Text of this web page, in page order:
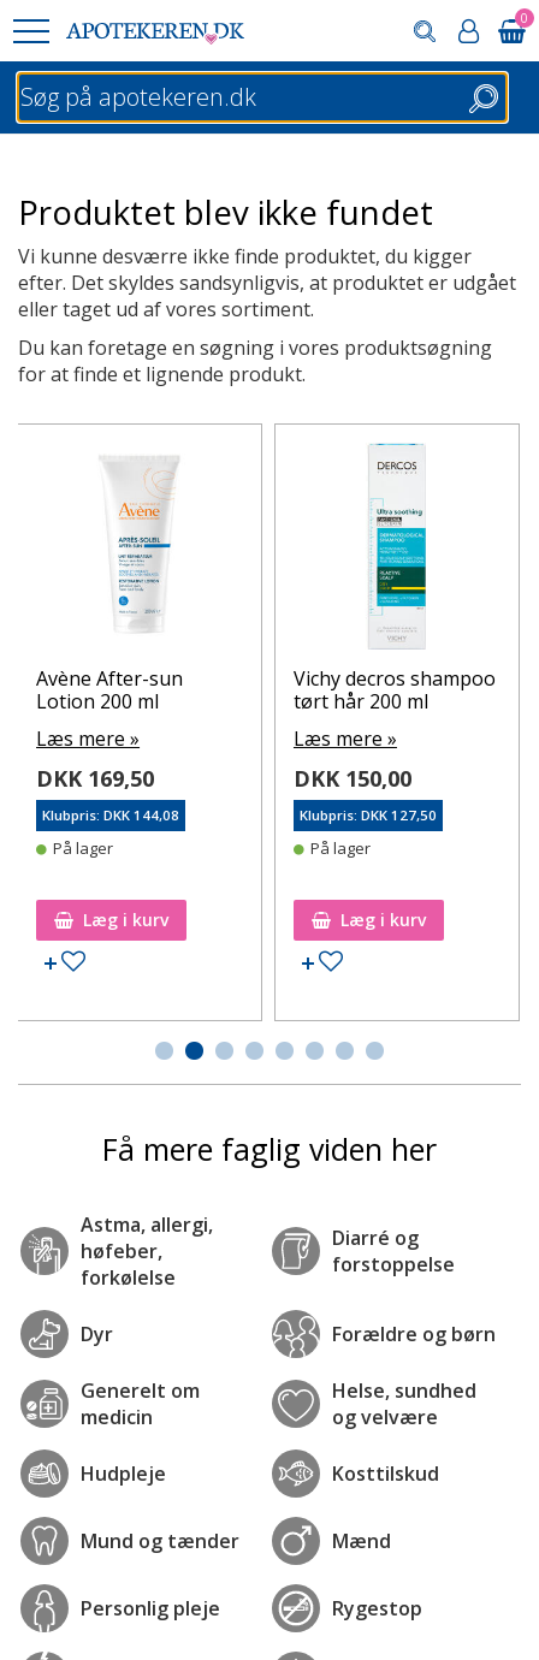
0
Søg
Produktet blev ikke fundet
Vi kunne desværre ikke finde produktet, du kigger
efter. Det skyldes sandsynligvis, at produktet er udgået
eller taget ud af vores sortiment.
Du kan foretage en søgning i vores produktsøgning
for at finde et lignende produkt.
Avène After-sun
Lotion 200 ml
Læs mere »
DKK 169,50
Klubpris: DKK 144,08
På lager
Læg i kurv
Tilføj til ønskeseddel
Vichy decros shampoo
tørt hår 200 ml
Læs mere »
DKK 150,00
Klubpris: DKK 127,50
På lager
Læg i kurv
Tilføj til ønskeseddel
Få mere faglig viden her
Astma, allergi,
høfeber,
forkølelse
Diarré og
forstoppelse
Dyr Forældre og børn
Generelt om
medicin
Helse, sundhed
og velvære
Hudpleje Kosttilskud
Mund og tænder Mænd
Personlig pleje Rygestop